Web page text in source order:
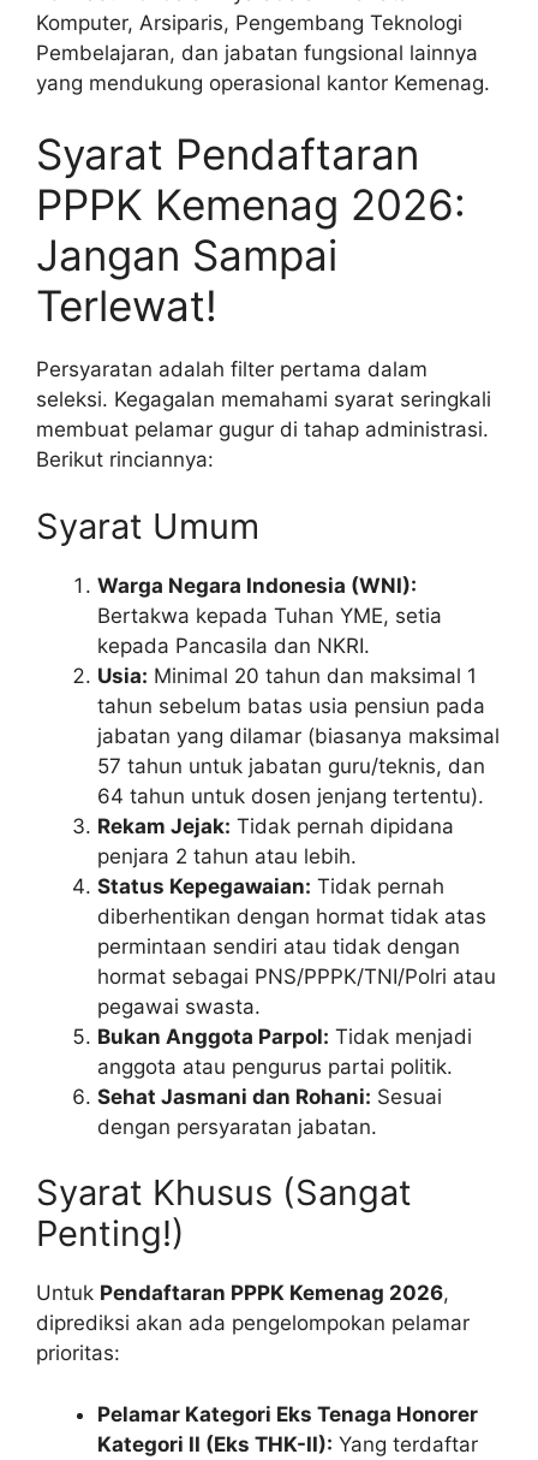
Komputer, Arsiparis, Pengembang Teknologi
Pembelajaran, dan jabatan fungsional lainnya
yang mendukung operasional kantor Kemenag.
Syarat Pendaftaran
PPPK Kemenag 2026:
Jangan Sampai
Terlewat!
Persyaratan adalah filter pertama dalam
seleksi. Kegagalan memahami syarat seringkali
membuat pelamar gugur di tahap administrasi.
Berikut rinciannya:
Syarat Umum
Warga Negara Indonesia (WNI):
Bertakwa kepada Tuhan YME, setia
kepada Pancasila dan NKRI.
Usia: Minimal 20 tahun dan maksimal 1
tahun sebelum batas usia pensiun pada
jabatan yang dilamar (biasanya maksimal
57 tahun untuk jabatan guru/teknis, dan
64 tahun untuk dosen jenjang tertentu).
Rekam Jejak: Tidak pernah dipidana
penjara 2 tahun atau lebih.
Status Kepegawaian: Tidak pernah
diberhentikan dengan hormat tidak atas
permintaan sendiri atau tidak dengan
hormat sebagai PNS/PPPK/TNI/Polri atau
pegawai swasta.
Bukan Anggota Parpol: Tidak menjadi
anggota atau pengurus partai politik.
Sehat Jasmani dan Rohani: Sesuai
dengan persyaratan jabatan.
Syarat Khusus (Sangat
Penting!)
Untuk Pendaftaran PPPK Kemenag 2026,
diprediksi akan ada pengelompokan pelamar
prioritas:
Pelamar Kategori Eks Tenaga Honorer
Kategori II (Eks THK-II): Yang terdaftar